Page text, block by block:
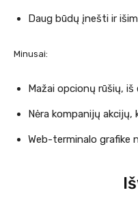
Daug būdų įnešti ir
Minusai:
Mažai opcionų rūšių, iš
Nėra kompanijų
Web-terminalo grafike